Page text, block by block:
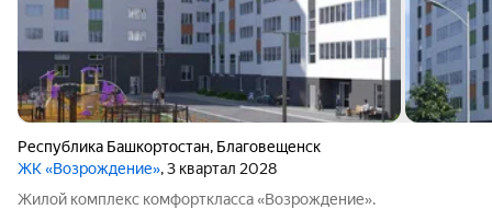
Республика Башкортостан, Благовещенск
ЖК «Возрождение», 3 квартал 2028
Жилой комплекс комфорткласса «Возрождение».